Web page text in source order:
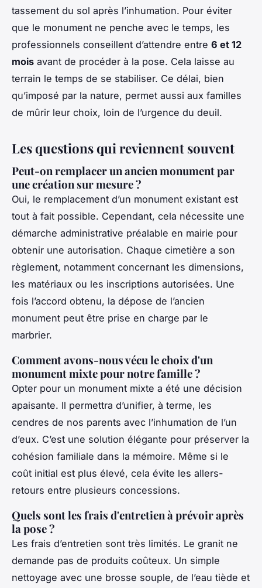
tassement du sol après l’inhumation. Pour éviter
que le monument ne penche avec le temps, les
professionnels conseillent d’attendre entre 6 et 12
mois avant de procéder à la pose. Cela laisse au
terrain le temps de se stabiliser. Ce délai, bien
qu’imposé par la nature, permet aussi aux familles
de mûrir leur choix, loin de l’urgence du deuil.
Les questions qui reviennent souvent
Peut-on remplacer un ancien monument par
une création sur mesure ?
Oui, le remplacement d’un monument existant est
tout à fait possible. Cependant, cela nécessite une
démarche administrative préalable en mairie pour
obtenir une autorisation. Chaque cimetière a son
règlement, notamment concernant les dimensions,
les matériaux ou les inscriptions autorisées. Une
fois l’accord obtenu, la dépose de l’ancien
monument peut être prise en charge par le
marbrier.
Comment avons-nous vécu le choix d'un
monument mixte pour notre famille ?
Opter pour un monument mixte a été une décision
apaisante. Il permettra d’unifier, à terme, les
cendres de nos parents avec l’inhumation de l’un
d’eux. C’est une solution élégante pour préserver la
cohésion familiale dans la mémoire. Même si le
coût initial est plus élevé, cela évite les allers-
retours entre plusieurs concessions.
Quels sont les frais d'entretien à prévoir après
la pose ?
Les frais d’entretien sont très limités. Le granit ne
demande pas de produits coûteux. Un simple
nettoyage avec une brosse souple, de l’eau tiède et